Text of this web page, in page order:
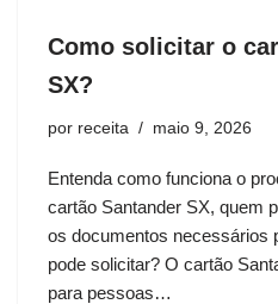
Como solicitar o
SX?
por receita maio 9, 2026
Entenda como funciona o
cartão Santander SX, quem
os documentos necessários
pode solicitar? O cartão
para pessoas…